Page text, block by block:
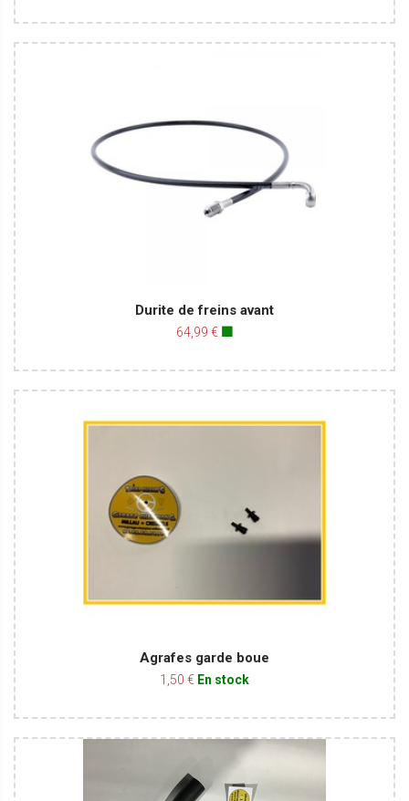
Durite de freins avant
64,99 €
Agrafes garde boue
1,50 € En stock